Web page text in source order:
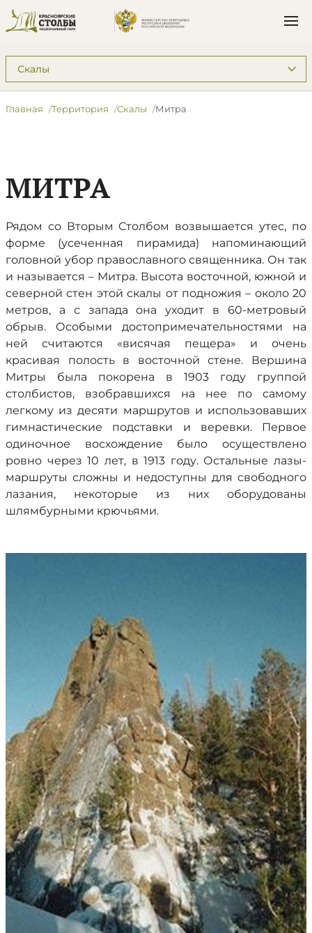
Подразделы: Территория
Главная Территория Скалы Митра
МИТРА
Рядом со Вторым Столбом возвышается утес, по
форме (усеченная пирамида) напоминающий
головной убор православного священника. Он так
и называется – Митра. Высота восточной, южной и
северной стен этой скалы от подножия – около 20
метров, а с запада она уходит в 60-метровый
обрыв. Особыми достопримечательностями на
ней считаются «висячая пещера» и очень
красивая полость в восточной стене. Вершина
Митры была покорена в 1903 году группой
столбистов, взобравшихся на нее по самому
легкому из десяти маршрутов и использовавших
гимнастические подставки и веревки. Первое
одиночное восхождение было осуществлено
ровно через 10 лет, в 1913 году. Остальные лазы-
маршруты сложны и недоступны для свободного
лазания, некоторые из них оборудованы
шлямбурными крючьями.